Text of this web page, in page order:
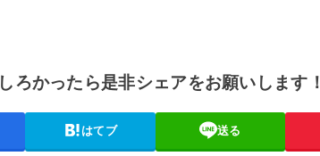
ろかったら是非シェアをお願いします！
はてブ 送る